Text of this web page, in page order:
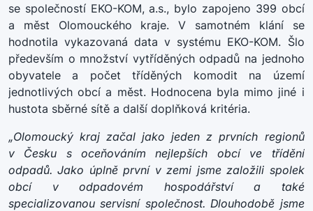
se společností EKO-KOM, a.s., bylo zapojeno 399 obcí
a měst Olomouckého kraje. V samotném klání se
hodnotila vykazovaná data v systému EKO-KOM. Šlo
především o množství vytříděných odpadů na jednoho
obyvatele a počet tříděných komodit na území
jednotlivých obcí a měst. Hodnocena byla mimo jiné i
hustota sběrné sítě a další doplňková kritéria.
„Olomoucký kraj začal jako jeden z prvních regionů
v Česku s oceňováním nejlepších obcí ve třídění
odpadů. Jako úplně první v zemi jsme založili spolek
obcí v odpadovém hospodářství a také
specializovanou servisní společnost. Dlouhodobě jsme